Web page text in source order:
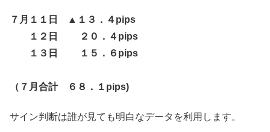
７月１１日 ▲１３．４pips
１２日 ２０．４pips
１３日 １５．６pips
（７月合計 ６８．１pips)
サイン判断は誰が見ても明白なデータを利用します。